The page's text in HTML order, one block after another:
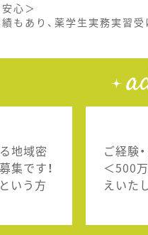
心＞
もあり、薬学生実務実習
地域密
集です！
いう方
ご経験
＜500
えいた